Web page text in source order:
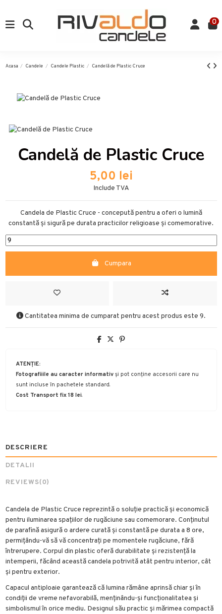
0
Acasa Candele Candele Plastic Candelă de Plastic Cruce
Candelă de Plastic Cruce
5,00 lei
Include TVA
Candela de Plastic Cruce - concepută pentru a oferi o lumină
constantă și sigură pe durata practicilor religioase și comemorative.
Cumpara
Cantitatea minima de cumparat pentru acest produs este 9.
ATENȚIE:
Fotografiiile au caracter informativși pot conține accesorii care nu
sunt incluse în pachetele standard.
Cost Transport fix 18 lei.
DESCRIERE
DETALII
REVIEWS(0)
Candela de Plastic Cruce reprezintă o soluție practică și economică
pentru iluminarea spațiilor de rugăciune sau comemorare. Conținutul
de parafină asigură o ardere curată și constantă pe durata a 8 ore,
permițându-vă să vă concentrați pe momentele rugăciune, fără
întrerupere. Corpul din plastic oferă durabilitate și rezistență la
intemperii, făcând această candela potrivită atât pentru interior, cât
și pentru exterior.
Capacul antiploaie garantează că lumina rămâne aprinsă chiar și în
condiții de vreme nefavorabilă, menținându-și funcționalitatea și
simbolismul în orice mediu. Designul său practic și mărimea compactă